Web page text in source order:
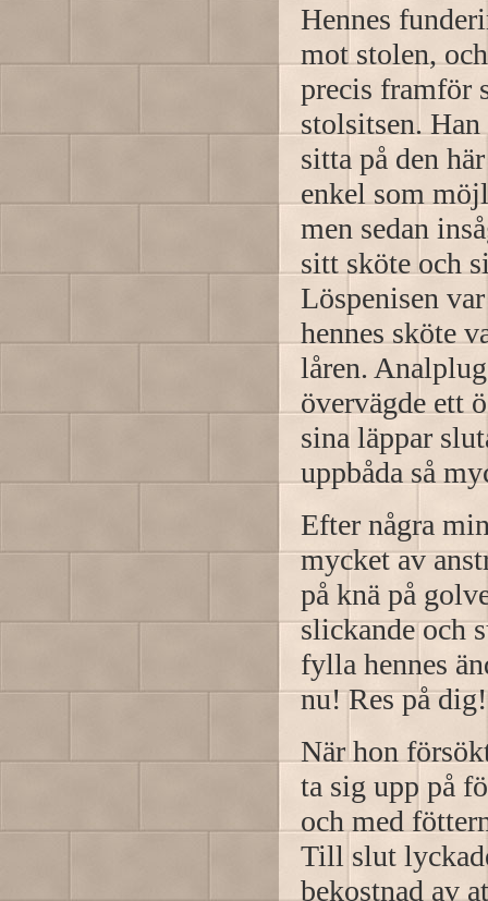
Hennes
mot stolen,
precis framför
stolsitsen.
sitta på den
enkel som
men sedan
sitt sköte och
Löspenisen
hennes sköte
låren.
övervägde ett
sina läppar
uppbåda så
Efter några
mycket av
på knä på
slickande och
fylla hennes
nu! Res på
När hon
ta sig upp på
och med
Till slut
bekostnad av